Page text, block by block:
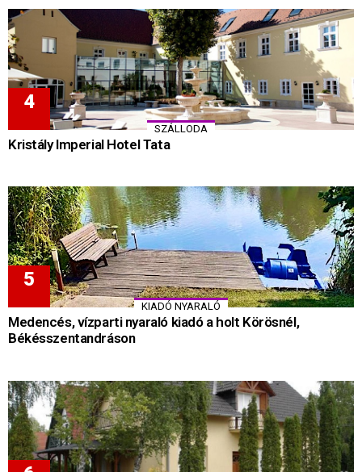
SZÁLLODA
Kristály Imperial Hotel Tata
KIADÓ NYARALÓ
Medencés, vízparti nyaraló kiadó a holt Körösnél,
Békésszentandráson